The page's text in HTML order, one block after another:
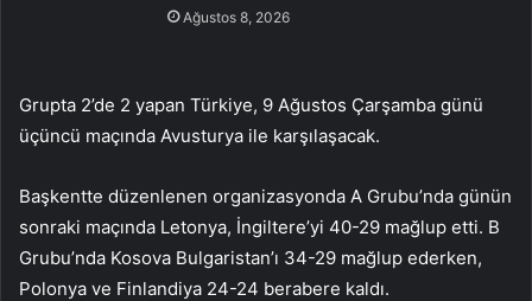
Ağustos 8, 2026
Grupta 2’de 2 yapan Türkiye, 9 Ağustos Çarşamba günü
üçüncü maçında Avusturya ile karşılaşacak.
Başkentte düzenlenen organizasyonda A Grubu’nda günün
sonraki maçında Letonya, İngiltere’yi 40-29 mağlup etti. B
Grubu’nda Kosova Bulgaristan’ı 34-29 mağlup ederken,
Polonya ve Finlandiya 24-24 berabere kaldı.